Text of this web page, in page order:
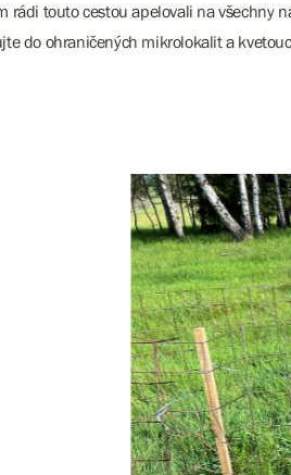
rádi touto cestou apelovali na
do ohraničených mikrolokalit a